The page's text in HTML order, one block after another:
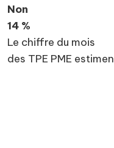
Non
14 %
Le chiffre du mois
des TPE PME